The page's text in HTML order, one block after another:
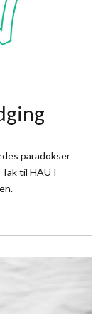
paradokser
til HAUT